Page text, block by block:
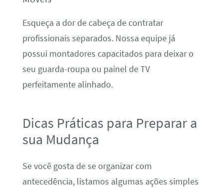
Esqueça a dor de cabeça de contratar
profissionais separados. Nossa equipe já
possui montadores capacitados para deixar o
seu guarda-roupa ou painel de TV
perfeitamente alinhado.
Dicas Práticas para Preparar a
sua Mudança
Se você gosta de se organizar com
antecedência, listamos algumas ações simples